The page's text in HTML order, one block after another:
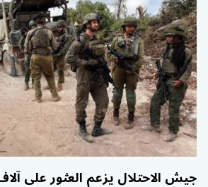
جيش الاحتلال يزعم العثور على